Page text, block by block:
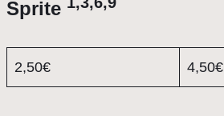
Sprite
2,50€ 4,50€